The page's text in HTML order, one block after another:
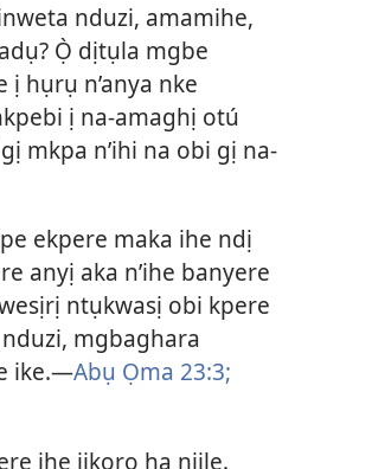
nduzi, amamihe,
Ọ̀ dịtụla mgbe
hụrụ n’anya nke
ị na-amaghị otú
mkpa n’ihi na obi gị na-
ekpere maka ihe ndị
anyị aka n’ihe banyere
ntụkwasị obi kpere
mgbaghara
ike.—Abụ Ọma 23:3;
ihe jikọrọ ha niile.